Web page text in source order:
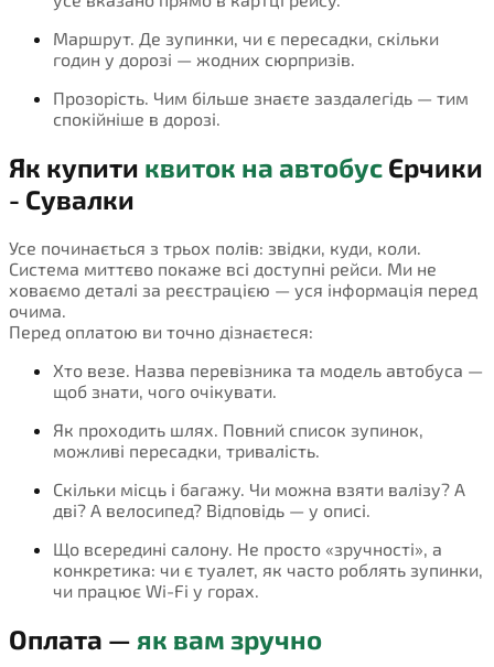
Маршрут. Де зупинки, чи є пересадки, скільки
годин у дорозі — жодних сюрпризів.
Прозорість. Чим більше знаєте заздалегідь — тим
спокійніше в дорозі.
Як купити квиток на автобус Єрчики
- Сувалки
Усе починається з трьох полів: звідки, куди, коли.
Система миттєво покаже всі доступні рейси. Ми не
ховаємо деталі за реєстрацією — уся інформація перед
очима.
Перед оплатою ви точно дізнаєтеся:
Хто везе. Назва перевізника та модель автобуса —
щоб знати, чого очікувати.
Як проходить шлях. Повний список зупинок,
можливі пересадки, тривалість.
Скільки місць і багажу. Чи можна взяти валізу? А
дві? А велосипед? Відповідь — у описі.
Що всередині салону. Не просто «зручності», а
конкретика: чи є туалет, як часто роблять зупинки,
чи працює Wi-Fi у горах.
Оплата — як вам зручно